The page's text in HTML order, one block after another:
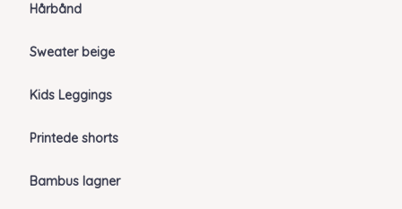
Hårbånd
Sweater beige
Kids Leggings
Printede shorts
Bambus lagner